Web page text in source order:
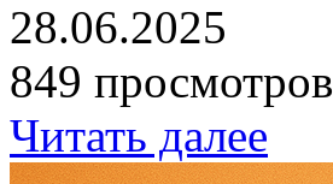
28.06.2025
849 просмотров
Читать далее